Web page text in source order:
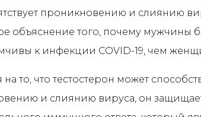
проникновению и слиянию
объяснение того, почему мужчины
к инфекции COVID-19, чем
то, что тестостерон может
и слиянию вируса, он